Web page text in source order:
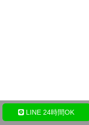
LINE 24時間OK